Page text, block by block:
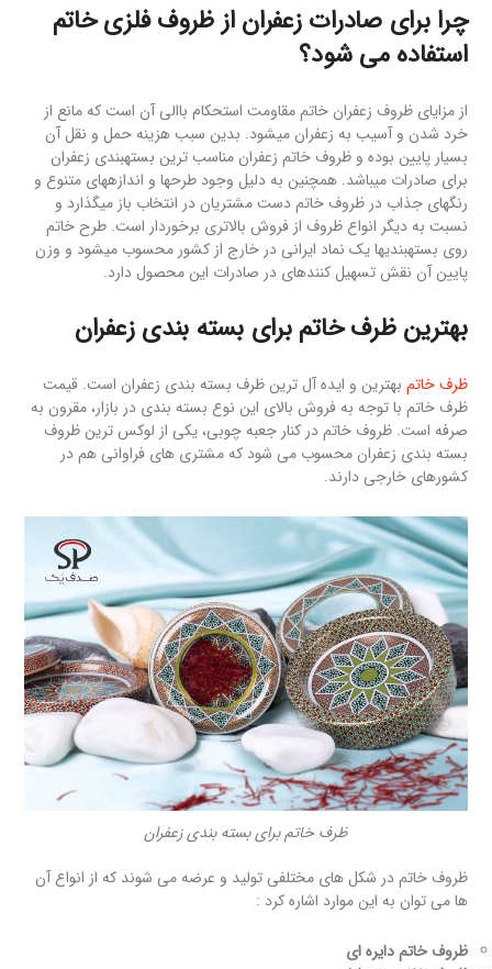
چرا برای صادرات زعفران از ظروف فلزی خاتم
استفاده می شود؟
از مزایای ظروف زعفران خاتم مقاومت استحکام باالی آن است که مانع از
خرد شدن و آسیب به زعفران میشود. بدین سبب هزینه حمل و نقل آن
بسیار پایین بوده و ظروف خاتم زعفران مناسب ترین بستهبندی زعفران
برای صادرات میباشد. همچنین به دلیل وجود طرحها و اندازههای متنوع و
رنگهای جذاب در ظروف خاتم دست مشتریان در انتخاب باز میگذارد و
نسبت به دیگر انواع ظروف از فروش بالاتری برخوردار است. طرح خاتم
روی بستهبندیها یک نماد ایرانی در خارج از کشور محسوب میشود و وزن
پایین آن نقش تسهیل کنندهای در صادرات این محصول دارد.
بهترین ظرف خاتم برای بسته بندی زعفران
ظرف خاتم بهترین و ایده آل ترین ظرف بسته بندی زعفران است. قیمت
ظرف خاتم با توجه به فروش بالای این نوع بسته بندی در بازار، مقرون به
صرفه است. ظروف خاتم در کنار جعبه چوبی، یکی از لوکس ترین ظروف
بسته بندی زعفران محسوب می شود که مشتری های فراوانی هم در
کشورهای خارجی دارند.
ظرف خاتم برای بسته بندی زعفران
ظروف خاتم در شکل های مختلفی تولید و عرضه می شوند که از انواع آن
ها می توان به این موارد اشاره کرد :
ظروف خاتم دایره ای